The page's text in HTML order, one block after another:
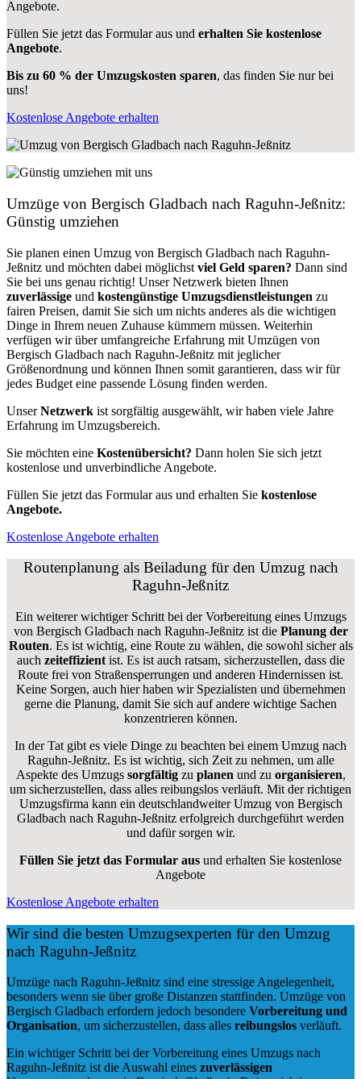
Angebote.
Füllen Sie jetzt das Formular aus und erhalten Sie kostenlose
Angebote.
Bis zu 60 % der Umzugskosten sparen, das finden Sie nur bei
uns!
Kostenlose Angebote erhalten
Umzüge von Bergisch Gladbach nach Raguhn-Jeßnitz:
Günstig umziehen
Sie planen einen Umzug von Bergisch Gladbach nach Raguhn-
Jeßnitz und möchten dabei möglichst viel Geld sparen? Dann sind
Sie bei uns genau richtig! Unser Netzwerk bieten Ihnen
zuverlässige und kostengünstige Umzugsdienstleistungen zu
fairen Preisen, damit Sie sich um nichts anderes als die wichtigen
Dinge in Ihrem neuen Zuhause kümmern müssen. Weiterhin
verfügen wir über umfangreiche Erfahrung mit Umzügen von
Bergisch Gladbach nach Raguhn-Jeßnitz mit jeglicher
Größenordnung und können Ihnen somit garantieren, dass wir für
jedes Budget eine passende Lösung finden werden.
UnserNetzwerk ist sorgfältig ausgewählt, wir haben viele Jahre
Erfahrung im Umzugsbereich.
Sie möchten eine Kostenübersicht? Dann holen Sie sich jetzt
kostenlose und unverbindliche Angebote.
Füllen Sie jetzt das Formular aus und erhalten Sie kostenlose
Angebote.
Kostenlose Angebote erhalten
Routenplanung als Beiladung für den Umzug nach
Raguhn-Jeßnitz
Ein weiterer wichtiger Schritt bei der Vorbereitung eines Umzugs
von Bergisch Gladbach nach Raguhn-Jeßnitz ist diePlanung der
Routen. Es ist wichtig, eine Route zu wählen, die sowohl sicher als
auch zeiteffizientist. Es ist auch ratsam, sicherzustellen, dass die
Route frei von Straßensperrungen und anderen Hindernissen ist.
Keine Sorgen, auch hier haben wir Spezialisten und übernehmen
gerne die Planung, damit Sie sich auf andere wichtige Sachen
konzentrieren können.
In der Tat gibt es viele Dinge zu beachten bei einem Umzug nach
Raguhn-Jeßnitz. Es ist wichtig, sich Zeit zu nehmen, um alle
Aspekte des Umzugs sorgfältigzu planen und zu organisieren,
um sicherzustellen, dass alles reibungslos verläuft. Mit der richtigen
Umzugsfirma kann ein deutschlandweiter Umzug von Bergisch
Gladbach nach Raguhn-Jeßnitz erfolgreich durchgeführt werden
und dafür sorgen wir.
Füllen Sie jetzt das Formular aus und erhalten Sie kostenlose
Angebote
Kostenlose Angebote erhalten
Wir sind die besten Umzugsexperten für den Umzug
nach Raguhn-Jeßnitz
Umzüge nach Raguhn-Jeßnitz sind eine stressige Angelegenheit,
besonders wenn sie über große Distanzen stattfinden. Umzüge von
Bergisch Gladbach erfordern jedoch besondere Vorbereitung und
Organisation, um sicherzustellen, dass alles reibungslos verläuft.
Ein wichtiger Schritt bei der Vorbereitung eines Umzugs nach
Raguhn-Jeßnitz ist die Auswahl eines zuverlässigen